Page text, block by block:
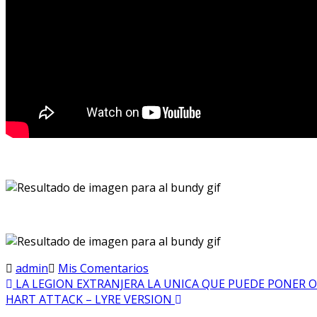
admin
Mis Comentarios
LA LEGION EXTRANJERA LA UNICA QUE PUEDE PONER
HART ATTACK – LYRE VERSION